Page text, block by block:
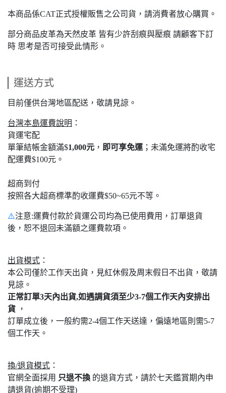
本商品係CAT正式授權販售之公司貨，請消費者放心購買。
部分商品皮革為天然皮革 皆有少許刮痕與壓痕 請顧客下訂
時 思考是否可接受此情形。
運送方式
目前僅供台灣地區配送，敬請見諒。
台灣本島運費說明 ：
貨運宅配
單筆結帳金額滿$1,000元 ， 即可享免運 ；未滿免運將酌收宅
配運費$100元。
超商到付
按照各大超商標準酌收運費$50~65元不等。
⚠️注意:運費付款於貨運公司均為已使用費用，訂單退貨
後，恕不退回未滿額之運費款項。
出貨模式 ：
本公司僅於工作天出貨，見紅休假及周末假日不出貨，敬請
見諒。
正常訂單3天內出貨,如遇調貨須至少3-7個工作天內安排出
貨 ，
訂單成立後，一般約需2-4個工作天送達，偏遠地區則需5-7
個工作天。
換/退貨模式 ：
官網全面採用 只退不換 的退貨方式，請於七天鑑賞期內申
請退貨(逾期不受理)